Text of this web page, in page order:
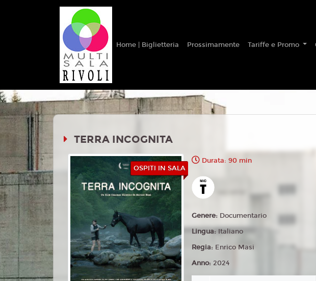
Home | Biglietteria Prossimamente Tariffe e Promo
TERRA INCOGNITA
OSPITI IN SALA
Durata: 90 min
Genere: Documentario
Lingua: Italiano
Regia: Enrico Masi
Anno:2024